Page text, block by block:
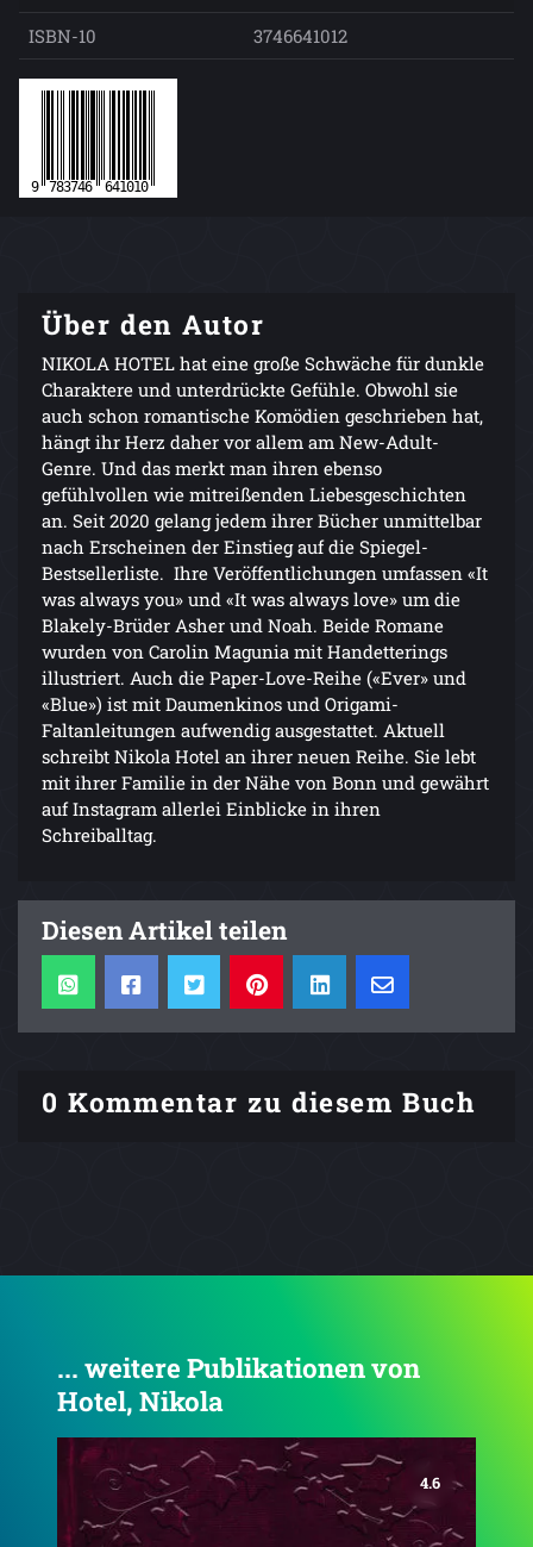
ISBN-10
3746641012
Über den Autor
NIKOLA HOTEL hat eine große Schwäche für dunkle
Charaktere und unterdrückte Gefühle. Obwohl sie
auch schon romantische Komödien geschrieben hat,
hängt ihr Herz daher vor allem am New-Adult-
Genre. Und das merkt man ihren ebenso
gefühlvollen wie mitreißenden Liebesgeschichten
an. Seit 2020 gelang jedem ihrer Bücher unmittelbar
nach Erscheinen der Einstieg auf die Spiegel-
Bestsellerliste. Ihre Veröffentlichungen umfassen «It
was always you» und «It was always love» um die
Blakely-Brüder Asher und Noah. Beide Romane
wurden von Carolin Magunia mit Handetterings
illustriert. Auch die Paper-Love-Reihe («Ever» und
«Blue») ist mit Daumenkinos und Origami-
Faltanleitungen aufwendig ausgestattet. Aktuell
schreibt Nikola Hotel an ihrer neuen Reihe. Sie lebt
mit ihrer Familie in der Nähe von Bonn und gewährt
auf Instagram allerlei Einblicke in ihren
Schreiballtag.
Diesen Artikel teilen
0 Kommentar zu diesem Buch
... weitere Publikationen von
Hotel, Nikola
4.5